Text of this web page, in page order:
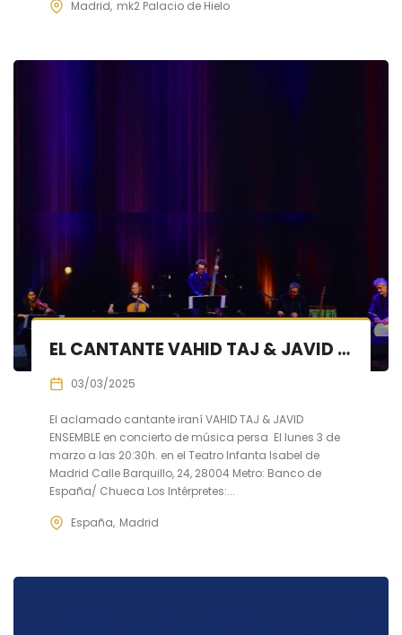
Madrid mk2 Palacio de Hielo
EL CANTANTE VAHID TAJ & JAVID ENSEMBLE EN CONCIERTO DE MÚSICA PERSA
03/03/2025
El aclamado cantante iraní VAHID TAJ & JAVID
ENSEMBLE en concierto de música persa El lunes 3 de
marzo a las 20:30h. en el Teatro Infanta Isabel de
Madrid Calle Barquillo, 24, 28004 Metro: Banco de
España/ Chueca Los Intérpretes:...
España Madrid